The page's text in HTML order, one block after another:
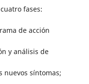
fases:
de acción
y análisis de
nuevos síntomas;